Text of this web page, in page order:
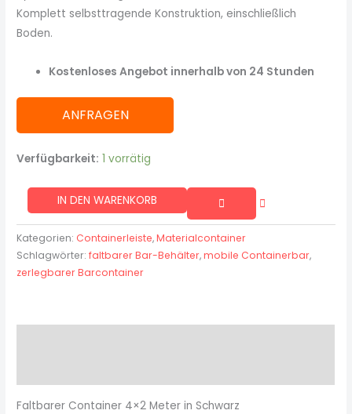
Komplett selbsttragende Konstruktion, einschließlich
Boden.
Kostenloses Angebot innerhalb von 24 Stunden
ANFRAGEN
Verfügbarkeit: 1 vorrätig
IN DEN WARENKORB
Kategorien: Containerleiste,Materialcontainer
Schlagwörter:faltbarer Bar-Behälter,mobile Containerbar,
zerlegbarer Barcontainer
Faltbarer Container 4×2 Meter in Schwarz